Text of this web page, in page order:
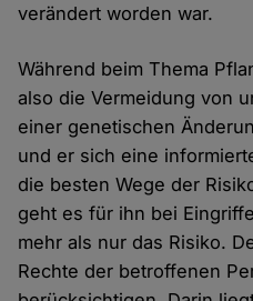
verändert worden war.
Während beim Thema
also die Vermeidung von
einer genetischen
und er sich eine
die besten Wege der
geht es für ihn bei
mehr als nur das Risiko.
Rechte der betroffenen